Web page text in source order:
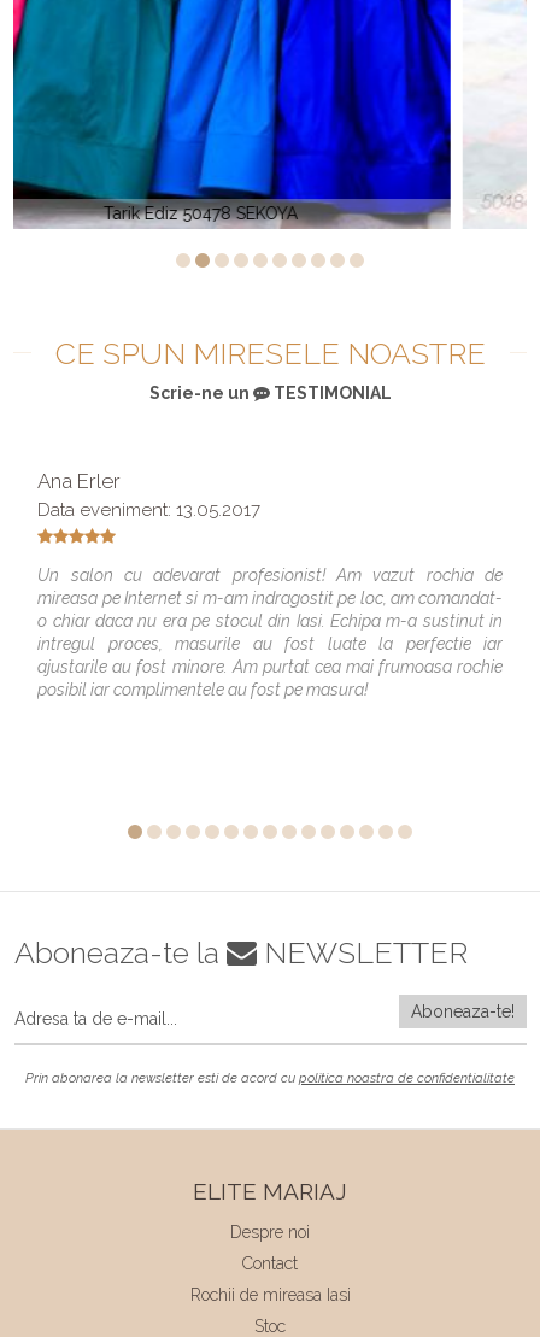
Tarik Ediz 50484 JENNY
CE SPUN MIRESELE NOASTRE
Scrie-ne un TESTIMONIAL
Ana Erler
Data eveniment: 13.05.2017
Un salon cu adevarat profesionist! Am vazut rochia de
mireasa pe Internet si m-am indragostit pe loc, am comandat-
o chiar daca nu era pe stocul din Iasi. Echipa m-a sustinut in
intregul proces, masurile au fost luate la perfectie iar
ajustarile au fost minore. Am purtat cea mai frumoasa rochie
posibil iar complimentele au fost pe masura!
Aboneaza-te la NEWSLETTER
Prin abonarea la newsletter esti de acord cu politica noastra de confidentialitate
ELITE MARIAJ
Despre noi
Contact
Rochii de mireasa Iasi
Stoc